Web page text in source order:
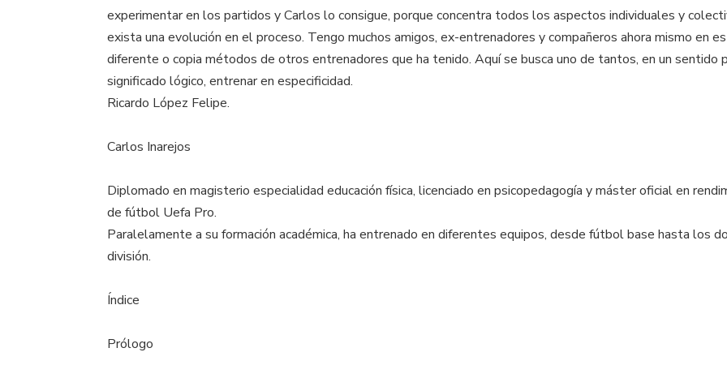
experimentar en los partidos y Carlos lo consigue, porque concentra todos los aspectos individuales y
exista una evolución en el proceso. Tengo muchos amigos, ex-entrenadores y compañeros ahora mismo en
diferente o copia métodos de otros entrenadores que ha tenido. Aquí se busca uno de tantos, en un sentido
significado lógico, entrenar en especificidad.
Ricardo López Felipe.
Carlos Inarejos
Diplomado en magisterio especialidad educación física, licenciado en psicopedagogía y máster oficial en
de fútbol Uefa Pro.
Paralelamente a su formación académica, ha entrenado en diferentes equipos, desde fútbol base hasta los
división.
Índice
Prólogo